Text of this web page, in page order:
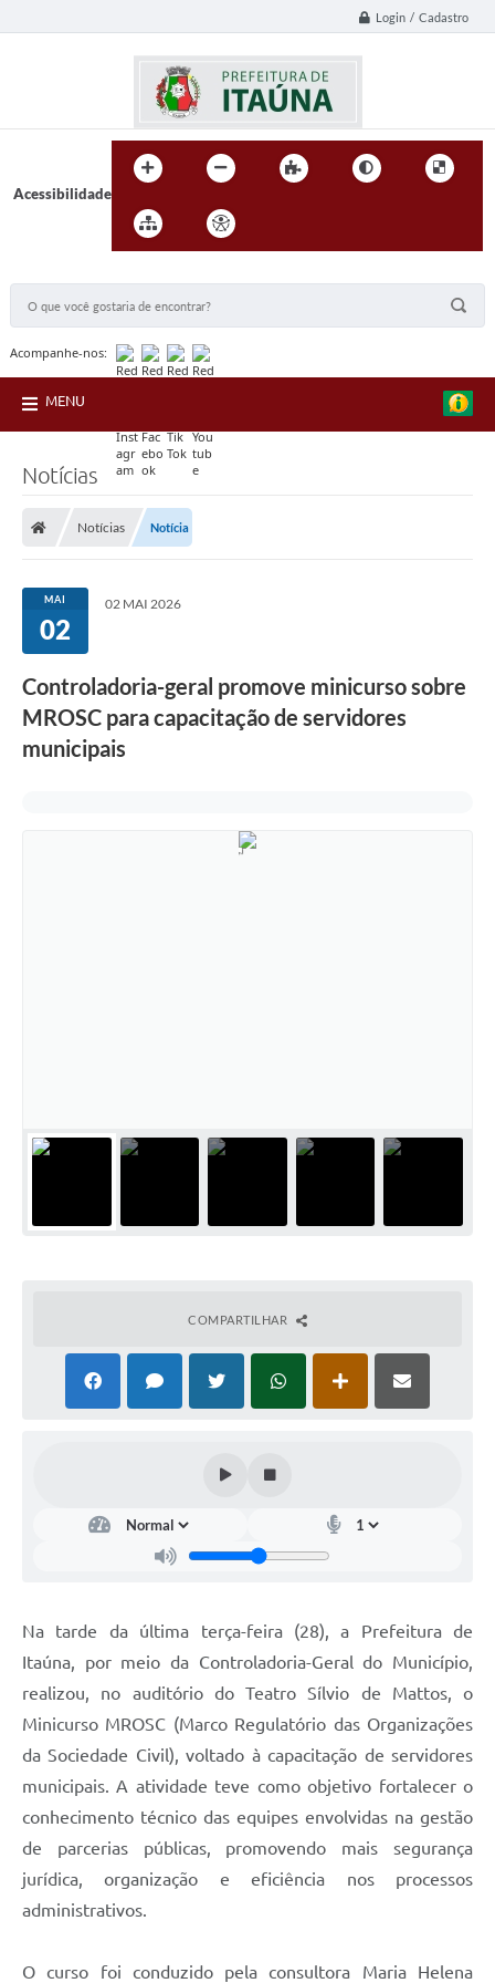
Login / Cadastro
Acessibilidade
Acompanhe-nos:
MENU
Notícias
Notícias Notícia
MAI
02
02 MAI 2026
Controladoria-geral promove minicurso sobre
MROSC para capacitação de servidores
municipais
COMPARTILHAR
Na tarde da última terça-feira (28), a Prefeitura de
Itaúna, por meio da Controladoria-Geral do Município,
realizou, no auditório do Teatro Sílvio de Mattos, o
Minicurso MROSC (Marco Regulatório das Organizações
da Sociedade Civil), voltado à capacitação de servidores
municipais. A atividade teve como objetivo fortalecer o
conhecimento técnico das equipes envolvidas na gestão
de parcerias públicas, promovendo mais segurança
jurídica, organização e eficiência nos processos
administrativos.
O curso foi conduzido pela consultora Maria Helena